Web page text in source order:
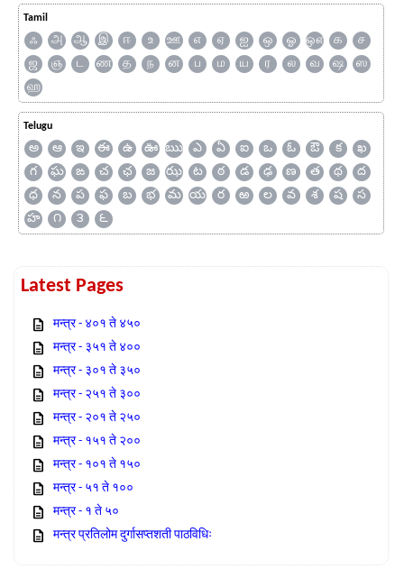
Tamil
ஃ அ ஆ இ ஈ உ ஊ எ ஏ ஐ ஒ ஓ ஔ க
ச
ஜ
ஞ ட ண த ந ன ப ம ய ர ல வ ஷ
ஸ
ஹ
Telugu
అ ఆ ఇ ఈ ఉ ఊ ఋ ఎ ఏ ఐ ఒ ఓ ఔ క
ఖ
గ
ఘ ఙ చ ఛ జ ఝ ట ఠ డ ఢ ణ త థ
ద
ధ
న ప ఫ బ భ మ య ర ఱ ల వ శ ష
స
హ
౧ ౩ ౬
Latest Pages
मन्त्र - ४०१ ते ४५०
मन्त्र - ३५१ ते ४००
मन्त्र - ३०१ ते ३५०
मन्त्र - २५१ ते ३००
मन्त्र - २०१ ते २५०
मन्त्र - १५१ ते २००
मन्त्र - १०१ ते १५०
मन्त्र - ५१ ते १००
मन्त्र - १ ते ५०
मन्त्र प्रतिलोम दुर्गासप्तशती पाठविधिः